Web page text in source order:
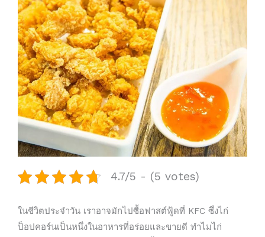
4.7/5 - (5 votes)
ในชีวิตประจำวัน เราอาจมักไปซื้อฟาสต์ฟู้ดที่ KFC ซึ่งไก่
ป็อปคอร์นเป็นหนึ่งในอาหารที่อร่อยและขายดี ทำไมไก่